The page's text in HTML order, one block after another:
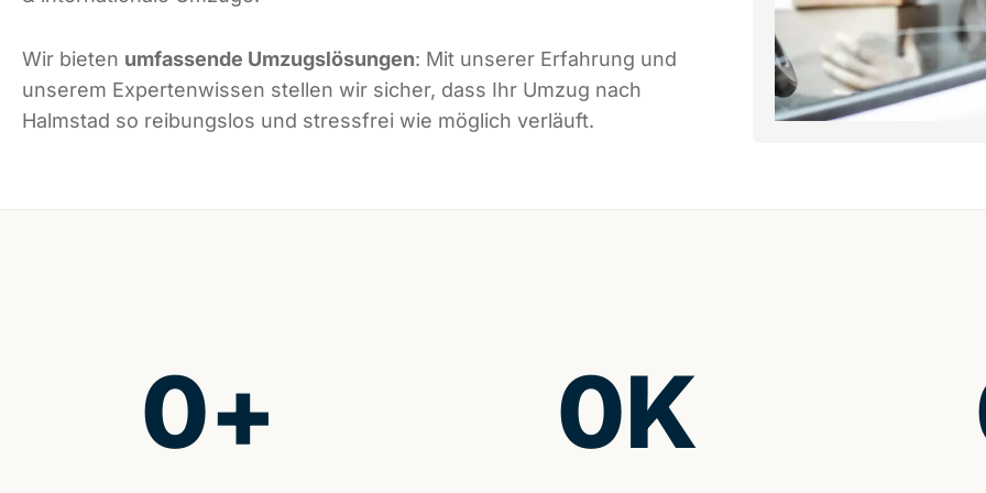
Wir bieten umfassende Umzugslösungen: Mit unserer Erfahrung und
unserem Expertenwissen stellen wir sicher, dass Ihr Umzug nach
Halmstad so reibungslos und stressfrei wie möglich verläuft.
0+ 0K